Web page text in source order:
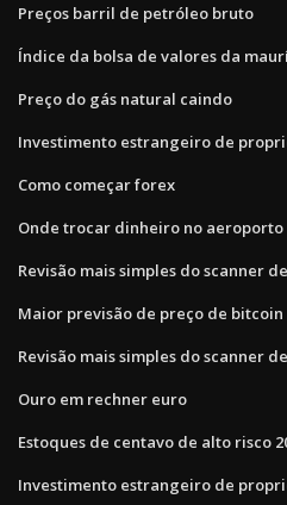
Preços barril de petróleo bruto
Índice da bolsa de valores da
Preço do gás natural caindo
Investimento estrangeiro de
Como começar forex
Onde trocar dinheiro no
Revisão mais simples do scanner
Maior previsão de preço de bitcoin
Revisão mais simples do scanner
Ouro em rechner euro
Estoques de centavo de alto risco
Investimento estrangeiro de